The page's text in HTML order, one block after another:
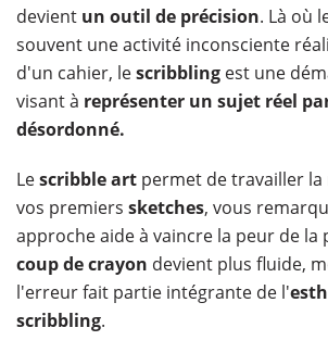
devient un outil de précision. Là où
souvent une activité inconsciente
d'un cahier, lescribbling est une
visant à représenter un sujet réel
désordonné.
Lescribble art permet de travailler la
vos premiers sketches, vous
approche aide à vaincre la peur de la
coup de crayon devient plus fluide,
l'erreur fait partie intégrante de l'
scribbling.